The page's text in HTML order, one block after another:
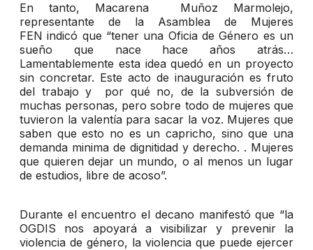
En tanto, Macarena Muñoz Marmolejo,
representante de la Asamblea de Mujeres
FEN indicó que “tener una Oficia de Género es un
sueño que nace hace años atrás…
Lamentablemente esta idea quedó en un proyecto
sin concretar. Este acto de inauguración es fruto
del trabajo y por qué no, de la subversión de
muchas personas, pero sobre todo de mujeres que
tuvieron la valentía para sacar la voz. Mujeres que
saben que esto no es un capricho, sino que una
demanda minima de dignitidad y derecho. . Mujeres
que quieren dejar un mundo, o al menos un lugar
de estudios, libre de acoso”.
Durante el encuentro el decano manifestó que “la
OGDIS nos apoyará a visibilizar y prevenir la
violencia de género, la violencia que puede ejercer